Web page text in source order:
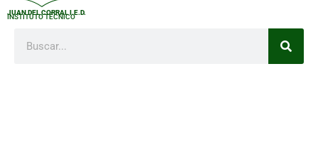
INSTITUTO TÉCNICO
JUAN DEL CORRAL I.E.D.